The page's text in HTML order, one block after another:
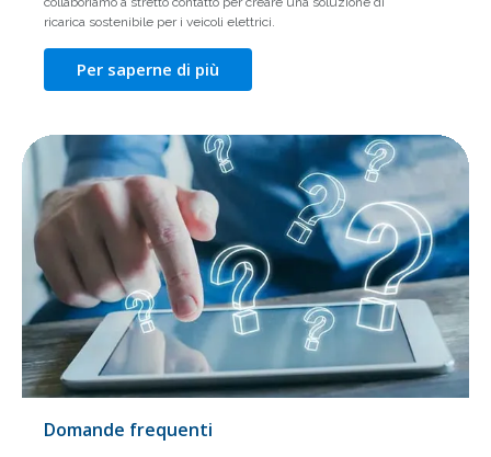
ricarica sostenibile per i veicoli elettrici.
Per saperne di più
Domande frequenti